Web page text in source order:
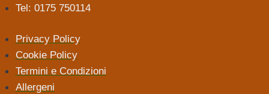
Tel: 0175 750114
Privacy Policy
Cookie Policy
Termini e Condizioni
Allergeni